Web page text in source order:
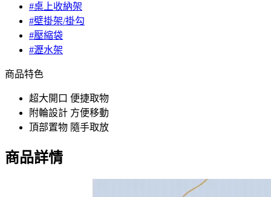
#桌上收納架
#壁掛架/掛勾
#壓縮袋
#瀝水架
商品特色
超大開口 便捷取物
附輪設計 方便移動
頂部置物 隨手取放
商品詳情